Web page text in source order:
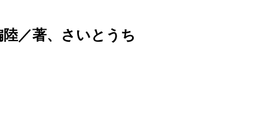
／著、さいとうち